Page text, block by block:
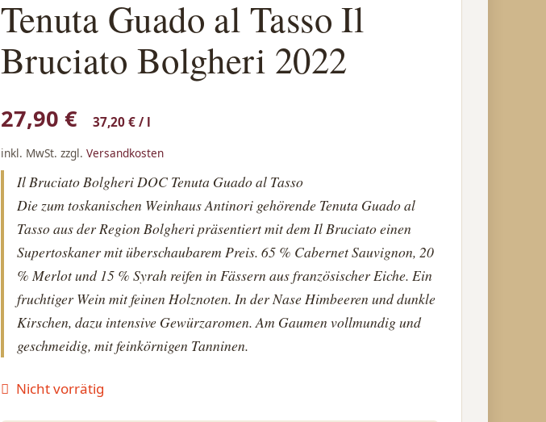
Tenuta Guado al Tasso Il
Bruciato Bolgheri 2022
27,90 € 37,20 €/ l
inkl. MwSt. zzgl. Versandkosten
Il Bruciato Bolgheri DOC Tenuta Guado al Tasso
Die zum toskanischen Weinhaus Antinori gehörende Tenuta Guado al
Tasso aus der Region Bolgheri präsentiert mit dem Il Bruciato einen
Supertoskaner mit überschaubarem Preis. 65 % Cabernet Sauvignon, 20
% Merlot und 15 % Syrah reifen in Fässern aus französischer Eiche. Ein
fruchtiger Wein mit feinen Holznoten. In der Nase Himbeeren und dunkle
Kirschen, dazu intensive Gewürzaromen. Am Gaumen vollmundig und
geschmeidig, mit feinkörnigen Tanninen.
Nicht vorrätig